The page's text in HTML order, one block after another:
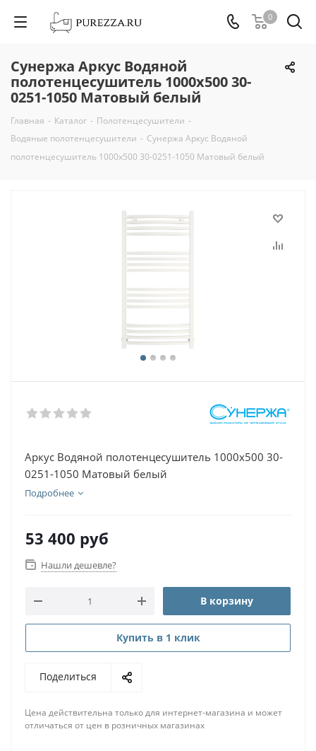
0
Сунержа Аркус Водяной
полотенцесушитель 1000х500 30-
0251-1050 Матовый белый
Главная - Каталог - Полотенцесушители -
Водяные полотенцесушители - Сунержа Аркус Водяной
полотенцесушитель 1000х500 30-0251-1050 Матовый белый
Аркус Водяной полотенцесушитель 1000х500 30-
0251-1050 Матовый белый
Подробнее
53 400 руб
Нашли дешевле?
В корзину
Купить в 1 клик
Поделиться
Цена действительна только для интернет-магазина и может
отличаться от цен в розничных магазинах